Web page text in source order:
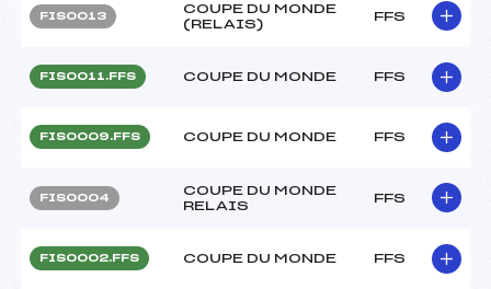
FIS0013
COUPE DU MONDE
(RELAIS)
FFS
FIS0011.FFS COUPE DU MONDE FFS
FIS0009.FFS COUPE DU MONDE FFS
FIS0004
COUPE DU MONDE
RELAIS
FFS
FIS0002.FFS COUPE DU MONDE FFS